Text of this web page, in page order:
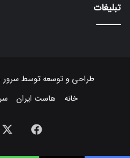
تبلیغات
طراحی و توسعه توسط
خانه
هاست ایران
فیسبوک